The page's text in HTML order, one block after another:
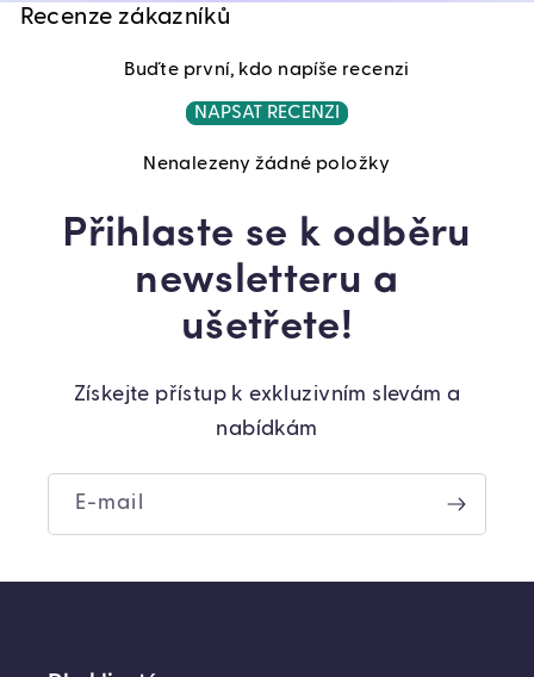
Recenze zákazníků
Buďte první, kdo napíše recenzi
NAPSAT RECENZI
Nenalezeny žádné položky
Přihlaste se k odběru
newsletteru a
ušetřete!
Získejte přístup k exkluzivním slevám a
nabídkám
E-mail